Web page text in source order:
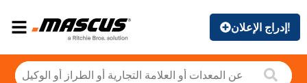
إدراج الإعلان!